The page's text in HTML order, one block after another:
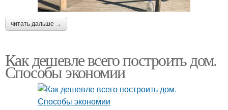
читать дальше →
Как дешевле всего построить дом.
Способы экономии